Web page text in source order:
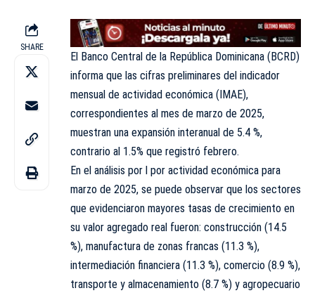
SHARE
El Banco Central de la República Dominicana (BCRD)
informa que las cifras preliminares del indicador
mensual de actividad económica (IMAE),
correspondientes al mes de marzo de 2025,
muestran una expansión interanual de 5.4 %,
contrario al 1.5% que registró febrero.
En el análisis por l por actividad económica para
marzo de 2025, se puede observar que los sectores
que evidenciaron mayores tasas de crecimiento en
su valor agregado real fueron: construcción (14.5
%), manufactura de zonas francas (11.3 %),
intermediación financiera (11.3 %), comercio (8.9 %),
transporte y almacenamiento (8.7 %) y agropecuario